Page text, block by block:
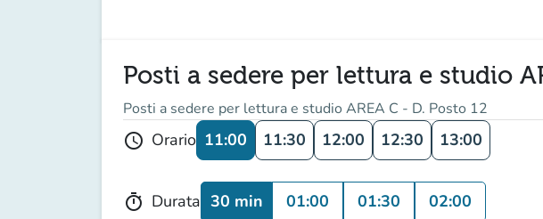
Posti a sedere per lettura e studio
Posti a sedere per lettura e studio AREA C - D. Posto 12
schedule Orario 11:00 11:30 12:00 12:30 13:00
timer Durata 30 min 01:00 01:30 02:00